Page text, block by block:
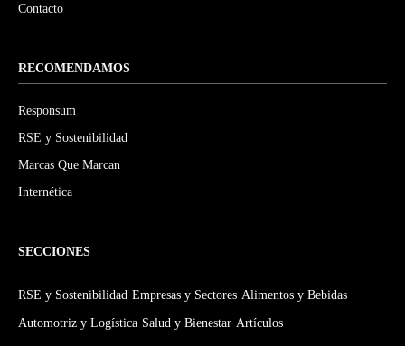
Contacto
RECOMENDAMOS
Responsum
RSE y Sostenibilidad
Marcas Que Marcan
Internética
SECCIONES
RSE y Sostenibilidad Empresas y Sectores Alimentos y Bebidas
Automotriz y Logística Salud y Bienestar Artículos